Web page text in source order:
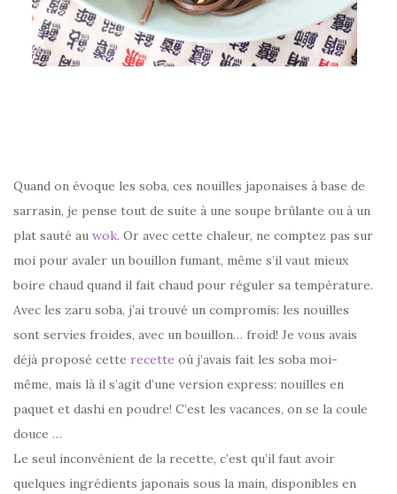
Quand on évoque les soba, ces nouilles japonaises à base de
sarrasin, je pense tout de suite à une soupe brûlante ou à un
plat sauté au wok. Or avec cette chaleur, ne comptez pas sur
moi pour avaler un bouillon fumant, même s’il vaut mieux
boire chaud quand il fait chaud pour réguler sa température.
Avec les zaru soba, j’ai trouvé un compromis: les nouilles
sont servies froides, avec un bouillon… froid! Je vous avais
déjà proposé cette recette où j’avais fait les soba moi-
même, mais là il s’agit d’une version express: nouilles en
paquet et dashi en poudre! C’est les vacances, on se la coule
douce …
Le seul inconvénient de la recette, c’est qu’il faut avoir
quelques ingrédients japonais sous la main, disponibles en